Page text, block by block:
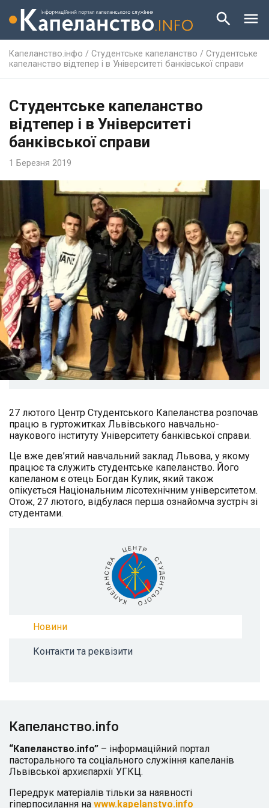
Капеланство.інфо / Студентське капеланство / Студентське
капеланство відтепер і в Університеті банківської справи
Студентське капеланство
відтепер і в Університеті
банківської справи
1 Березня 2019
27 лютого Центр Студентського Капеланства розпочав
працю в гуртожитках Львівського навчально-
наукового інституту Університету банківської справи.
Це вже дев’ятий навчальний заклад Львова, у якому
працює та служить студентське капеланство. Його
капеланом є отець Богдан Кулик, який також
опікується Національним лісотехнічним університетом.
Отож, 27 лютого, відбулася перша ознайомча зустріч зі
студентами.
Новини
Контакти та реквізити
Капеланство.info
“Капеланство.info” – інформаційний портал
пасторального та соціального служіння капеланів
Львівської архиєпархії УГКЦ.
Передрук матеріалів тільки за наявності
гіперпосилання на www.kapelanstvo.info